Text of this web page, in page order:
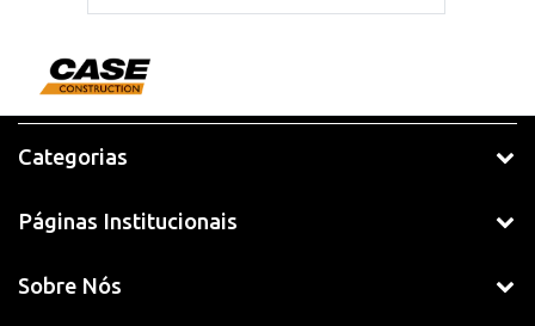
Categorias
Páginas Institucionais
Sobre Nós